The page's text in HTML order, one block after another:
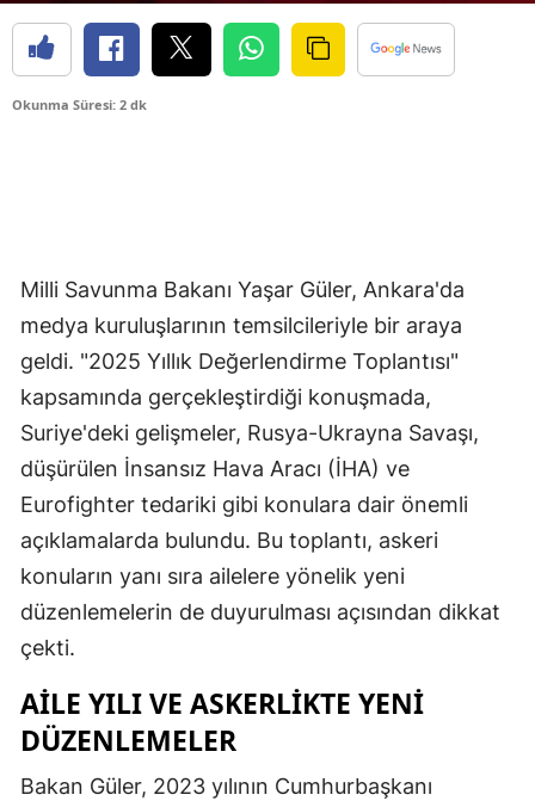
Okunma Süresi: 2 dk
Milli Savunma Bakanı Yaşar Güler, Ankara'da
medya kuruluşlarının temsilcileriyle bir araya
geldi. "2025 Yıllık Değerlendirme Toplantısı"
kapsamında gerçekleştirdiği konuşmada,
Suriye'deki gelişmeler, Rusya-Ukrayna Savaşı,
düşürülen İnsansız Hava Aracı (İHA) ve
Eurofighter tedariki gibi konulara dair önemli
açıklamalarda bulundu. Bu toplantı, askeri
konuların yanı sıra ailelere yönelik yeni
düzenlemelerin de duyurulması açısından dikkat
çekti.
AILE YILI VE ASKERLIKTE YENI
DÜZENLEMELER
Bakan Güler, 2023 yılının Cumhurbaşkanı